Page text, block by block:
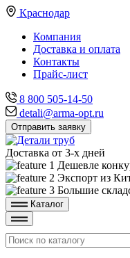
Краснодар
Компания
Доставка и оплата
Контакты
Прайс-лист
8 800 505-14-50
detali@arma-opt.ru
Отправить заявку
Доставка от 3-х дней
Дешевле
Экспорт из
Большие
Каталог